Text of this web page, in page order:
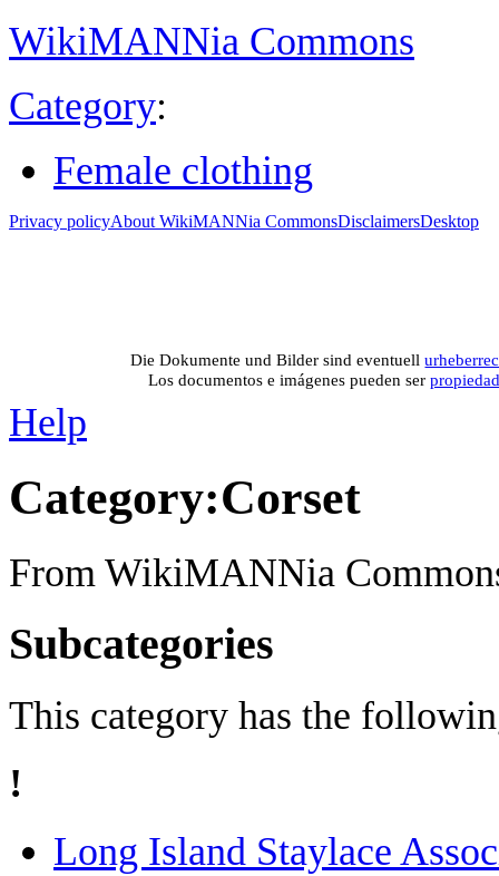
WikiMANNia Commons
Category:
Female clothing
Privacy policyAbout WikiMANNia CommonsDisclaimersDesktop
Die Dokumente und Bilder sind eventuell
Los documentos e imágenes pueden ser
Help
Category:Corset
From WikiMANNia
Subcategories
This category has the
!
Long Island Staylace